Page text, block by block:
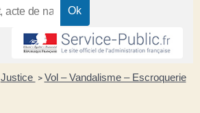
Justice > Vol – Vandalisme – Escroquerie